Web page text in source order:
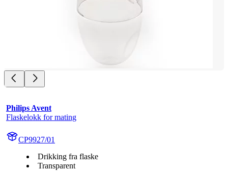
Philips Avent
Flaskelokk for mating
CP9927/01
Drikking fra flaske
Transparent